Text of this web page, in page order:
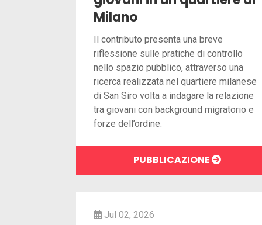
Milano
Il contributo presenta una breve
riflessione sulle pratiche di controllo
nello spazio pubblico, attraverso una
ricerca realizzata nel quartiere milanese
di San Siro volta a indagare la relazione
tra giovani con background migratorio e
forze dell’ordine.
PUBBLICAZIONE
Jul 02, 2026